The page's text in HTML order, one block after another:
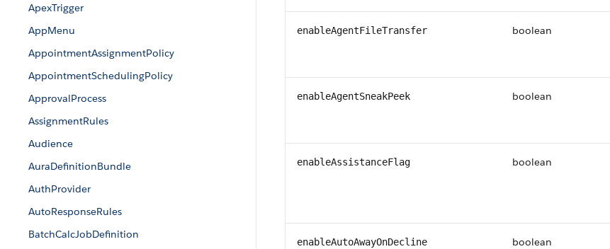
ApexTrigger
AppMenu
AppointmentAssignmentPolicy
AppointmentSchedulingPolicy
ApprovalProcess
AssignmentRules
Audience
AuraDefinitionBundle
AuthProvider
AutoResponseRules
BatchCalcJobDefinition
enableAgentFileTransfer boolean
enableAgentSneakPeek boolean
enableAssistanceFlag boolean
enableAutoAwayOnDecline boolean